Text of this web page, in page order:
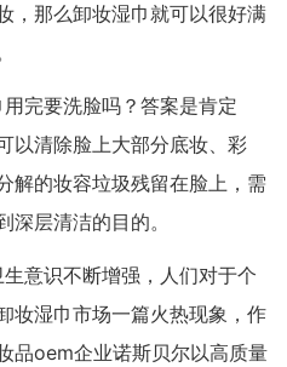
，那么卸妆湿巾就可以很好满
完要洗脸吗？答案是肯定
以清除脸上大部分底妆、彩
解的妆容垃圾残留在脸上，需
层清洁的目的。
意识不断增强，人们对于个
妆湿巾市场一篇火热现象，作
品oem企业诺斯贝尔以高质量